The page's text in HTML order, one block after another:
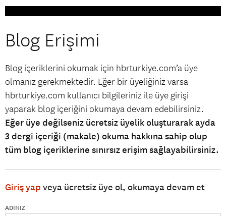
Blog Erişimi
Blog içeriklerini okumak için hbrturkiye.com’a üye
olmanız gerekmektedir. Eğer bir üyeliğiniz varsa
hbrturkiye.com kullanıcı bilgileriniz ile üye girişi
yaparak blog içeriğini okumaya devam edebilirsiniz.
Eğer üye değilseniz ücretsiz üyelik oluşturarak ayda
3 dergi içeriği (makale) okuma hakkına sahip olup
tüm blog içeriklerine sınırsız erişim sağlayabilirsiniz.
Giriş yap veya ücretsiz üye ol, okumaya devam et
ADINIZ